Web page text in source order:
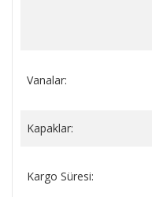
Vanalar:
Kapaklar:
Kargo Süresi: